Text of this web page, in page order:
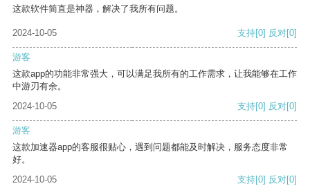
这款软件简直是神器，解决了我所有问题。
2024-10-05 支持[0] 反对[0]
游客
这款app的功能非常强大，可以满足我所有的工作需求，让我能够在工作
中游刃有余。
2024-10-05
支持[0] 反对[0]
游客
这款加速器app的客服很贴心，遇到问题都能及时解决，服务态度非常
好。
2024-10-05
支持[0] 反对[0]